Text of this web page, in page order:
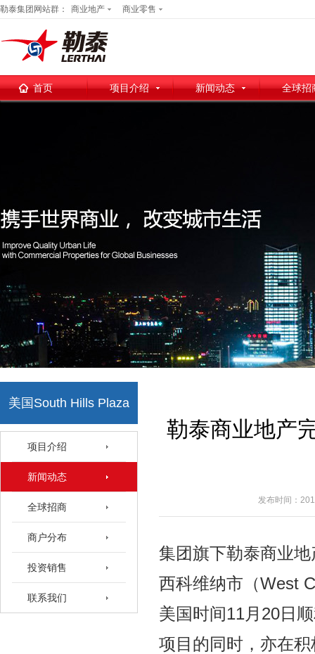
勒泰集团网站群： 商业地产 商业零售
首页 项目介绍 新闻动态 全球招
美国South Hills Plaza
项目介绍
新闻动态
全球招商
商户分布
投资销售
联系我们
勒泰商业地产
发布时间：
集团旗下勒泰商业
西科维纳市（West
美国时间11月20日
项目的同时，亦在